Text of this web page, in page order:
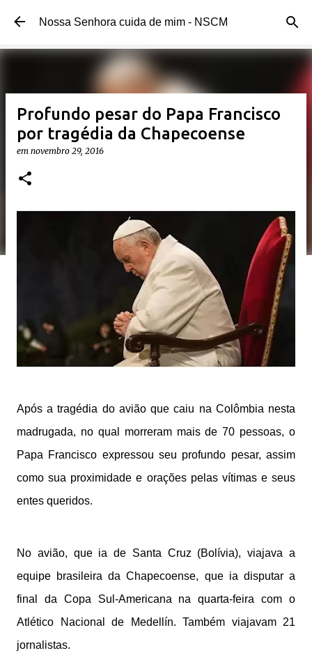
Pular para o conteúdo principal
Nossa Senhora cuida de mim - NSCM
Profundo pesar do Papa Francisco
por tragédia da Chapecoense
em novembro 29, 2016
Após a tragédia do avião que caiu na Colômbia nesta
madrugada, no qual morreram mais de 70 pessoas, o
Papa Francisco expressou seu profundo pesar, assim
como sua proximidade e orações pelas vítimas e seus
entes queridos.
No avião, que ia de Santa Cruz (Bolívia), viajava a
equipe brasileira da Chapecoense, que ia disputar a
final da Copa Sul-Americana na quarta-feira com o
Atlético Nacional de Medellín. Também viajavam 21
jornalistas.